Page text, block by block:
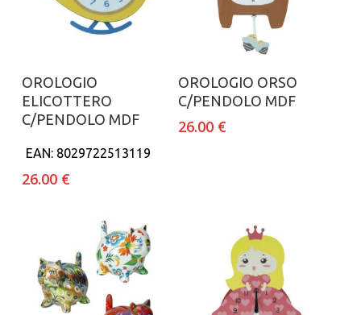
Aggiungi al carrello
OROLOGIO
ELICOTTERO
C/PENDOLO MDF
EAN: 8029722513119
26.00 €
Aggiungi al carrello
OROLOGIO ORSO
C/PENDOLO MDF
26.00 €